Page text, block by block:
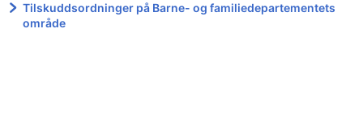
Tilskuddsordninger på Barne- og familiedepartementets
område